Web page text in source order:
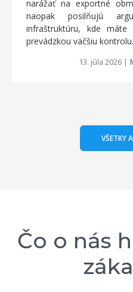
narážať na exportné
naopak posilňujú
infraštruktúru, kde
prevádzkou väčšiu kontrolu.
13. júla 2026
VŠETKY
Čo o nás